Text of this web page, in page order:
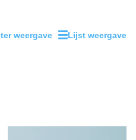
weergave Lijst weergave